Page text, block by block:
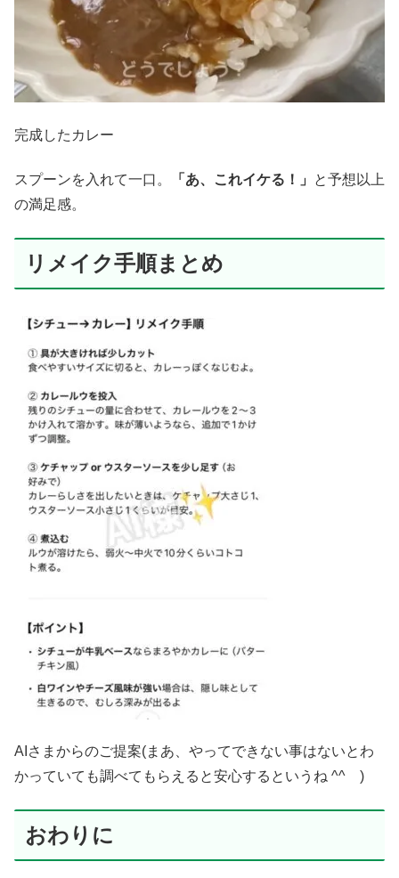
完成したカレー
スプーンを入れて一口。 「あ、これイケる！」
と予想以上
の満足感。
リメイク手順まとめ
AIさまからのご提案(まあ、やってできない事はないとわ
かっていても調べてもらえると安心するというね ^^ )
おわりに